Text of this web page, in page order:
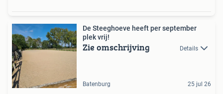
De Steeghoeve heeft per september
plek vrij!
Zie omschrijving Details
Batenburg 25 jul 26